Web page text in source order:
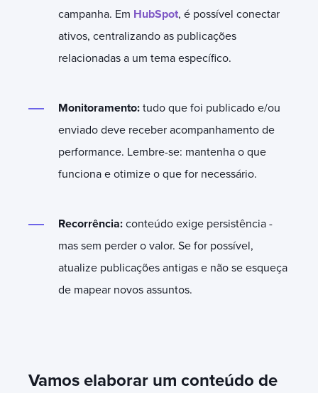
campanha. Em HubSpot, é possível conectar
ativos, centralizando as publicações
relacionadas a um tema específico.
Monitoramento: tudo que foi publicado e/ou
enviado deve receber acompanhamento de
performance. Lembre-se: mantenha o que
funciona e otimize o que for necessário.
Recorrência: conteúdo exige persistência -
mas sem perder o valor. Se for possível,
atualize publicações antigas e não se esqueça
de mapear novos assuntos.
Vamos elaborar um conteúdo de